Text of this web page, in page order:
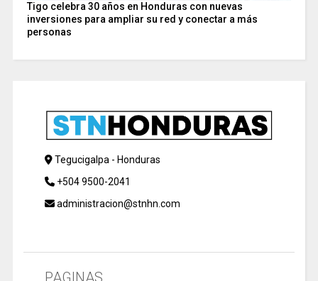
Tigo celebra 30 años en Honduras con nuevas
inversiones para ampliar su red y conectar a más
personas
Tegucigalpa - Honduras
+504 9500-2041
administracion@stnhn.com
PAGINAS